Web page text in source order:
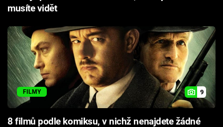
musíte vidět
FILMY 9
8 filmů podle komiksu, v nichž nenajdete žádné